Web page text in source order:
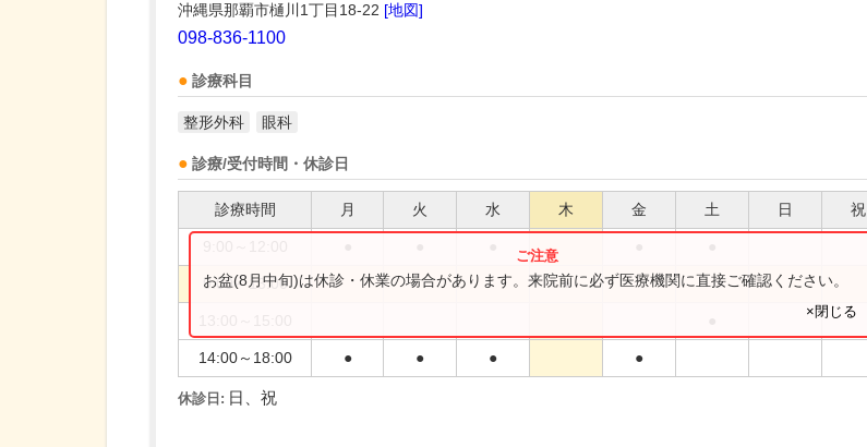
沖縄県那覇市樋川1丁目18-22 [地図]
098-836-1100
診療科目
整形外科 眼科
診療/受付時間・休診日
診療時間 月 火 水 木 金 土 日 祝
9:00～13:00 ●
14:00～18:00 ● ● ● ●
お盆(8月中旬)は休診・休業の場合があります。来院前に必ず医療機関に直接ご確認ください。
×閉じる
休診日: 日、祝